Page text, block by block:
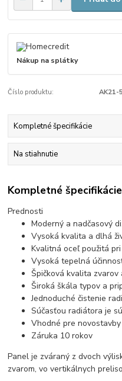
Nákup na splátky
Číslo produktu: AK21-
Kompletné špecifikácie
Na stiahnutie
Kompletné špecifikácie
Prednosti
Moderný a nadčasový
Vysoká kvalita a dlhá
Kvalitná oceľ použitá
Vysoká tepelná
Špičková kvalita zvarov
Široká škála typov a
Jednoduché čistenie
Súčasťou radiátora je
Vhodné pre
Záruka 10 rokov
Panel je zváraný z dvoch
zvarom, vo vertikálnych